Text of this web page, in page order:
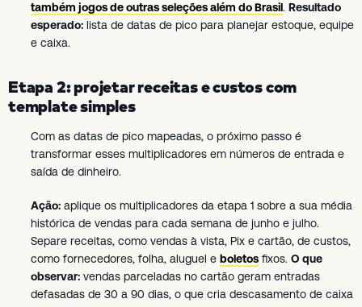
também jogos de outras seleções além do Brasil. Resultado
esperado: lista de datas de pico para planejar estoque, equipe
e caixa.
Etapa 2: projetar receitas e custos com
template simples
Com as datas de pico mapeadas, o próximo passo é
transformar esses multiplicadores em números de entrada e
saída de dinheiro.
Ação: aplique os multiplicadores da etapa 1 sobre a sua média
histórica de vendas para cada semana de junho e julho.
Separe receitas, como vendas à vista, Pix e cartão, de custos,
como fornecedores, folha, aluguel e boletos fixos. O que
observar: vendas parceladas no cartão geram entradas
defasadas de 30 a 90 dias, o que cria descasamento de caixa